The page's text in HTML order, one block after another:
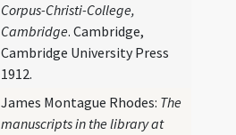
Corpus-Christi-College,
Cambridge. Cambridge,
Cambridge University Press
1912.
James Montague Rhodes: The
manuscripts in the library at